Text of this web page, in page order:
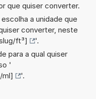
que quiser converter.
a unidade que
converter, neste
ft³]
'.
para a qual quiser
'
ml]
'.